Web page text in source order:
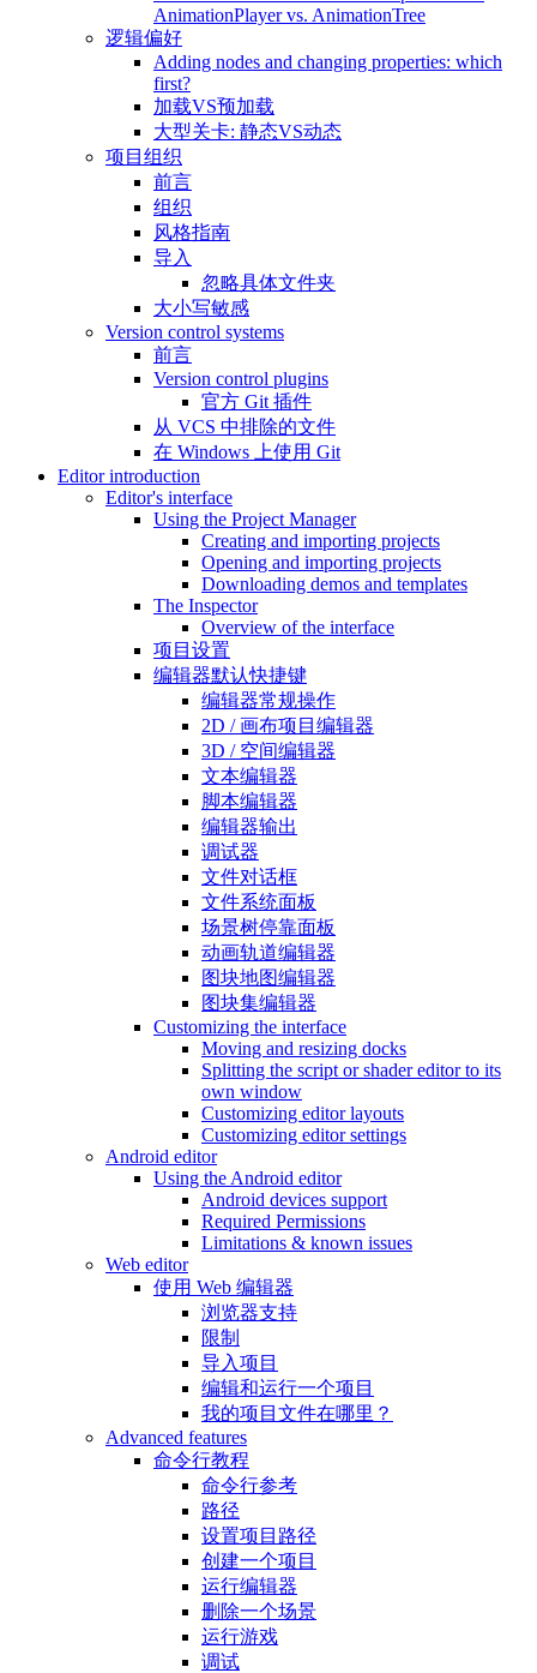
AnimationPlayer vs. AnimationTree
逻辑偏好
Adding nodes and changing properties: which
first?
加载VS预加载
大型关卡: 静态VS动态
项目组织
前言
组织
风格指南
导入
忽略具体文件夹
大小写敏感
Version control systems
前言
Version control plugins
官方 Git 插件
从 VCS 中排除的文件
在 Windows 上使用 Git
Editor introduction
Editor's interface
Using the Project Manager
Creating and importing projects
Opening and importing projects
Downloading demos and templates
The Inspector
Overview of the interface
项目设置
编辑器默认快捷键
编辑器常规操作
2D / 画布项目编辑器
3D / 空间编辑器
文本编辑器
脚本编辑器
编辑器输出
调试器
文件对话框
文件系统面板
场景树停靠面板
动画轨道编辑器
图块地图编辑器
图块集编辑器
Customizing the interface
Moving and resizing docks
Splitting the script or shader editor to its
own window
Customizing editor layouts
Customizing editor settings
Android editor
Using the Android editor
Android devices support
Required Permissions
Limitations & known issues
Web editor
使用 Web 编辑器
浏览器支持
限制
导入项目
编辑和运行一个项目
我的项目文件在哪里？
Advanced features
命令行教程
命令行参考
路径
设置项目路径
创建一个项目
运行编辑器
删除一个场景
运行游戏
调试